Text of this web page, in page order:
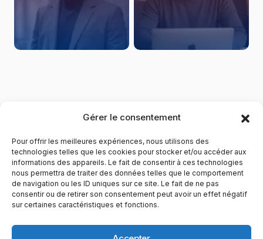
Gérer le consentement
Pour offrir les meilleures expériences, nous utilisons des
technologies telles que les cookies pour stocker et/ou accéder aux
informations des appareils. Le fait de consentir à ces technologies
nous permettra de traiter des données telles que le comportement
de navigation ou les ID uniques sur ce site. Le fait de ne pas
consentir ou de retirer son consentement peut avoir un effet négatif
sur certaines caractéristiques et fonctions.
YubiGeek est un média français dédié aux nouvelles
technologies, à la culture geek et au numérique. Fondé par